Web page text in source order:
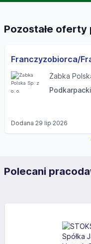
Pozostałe
Żabka
Dodana 29 lip 2026
Polecani